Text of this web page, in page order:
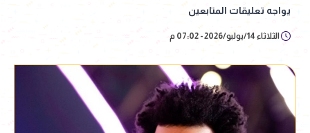
يواجه تعليقات المتابعين
الثلاثاء 14/يوليو/2026 - 07:02 م